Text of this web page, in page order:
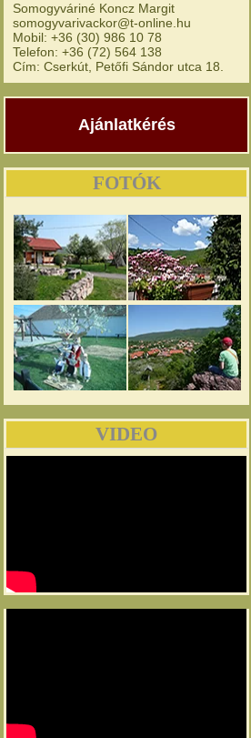
Somogyváriné Koncz Margit
somogyvarivackor@t-online.hu
Mobil: +36 (30) 986 10 78
Telefon: +36 (72) 564 138
Cím: Cserkút, Petőfi Sándor utca 18.
Ajánlatkérés
FOTÓK
VIDEO